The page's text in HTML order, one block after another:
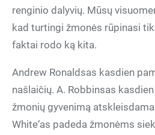
renginio dalyvių. Mūsų
kad turtingi žmonės rūpinasi
faktai rodo ką kita.
Andrew Ronaldsas kasdien
našlaičių. A. Robbinsas
žmonių gyvenimą
White‘as padeda žmonėms